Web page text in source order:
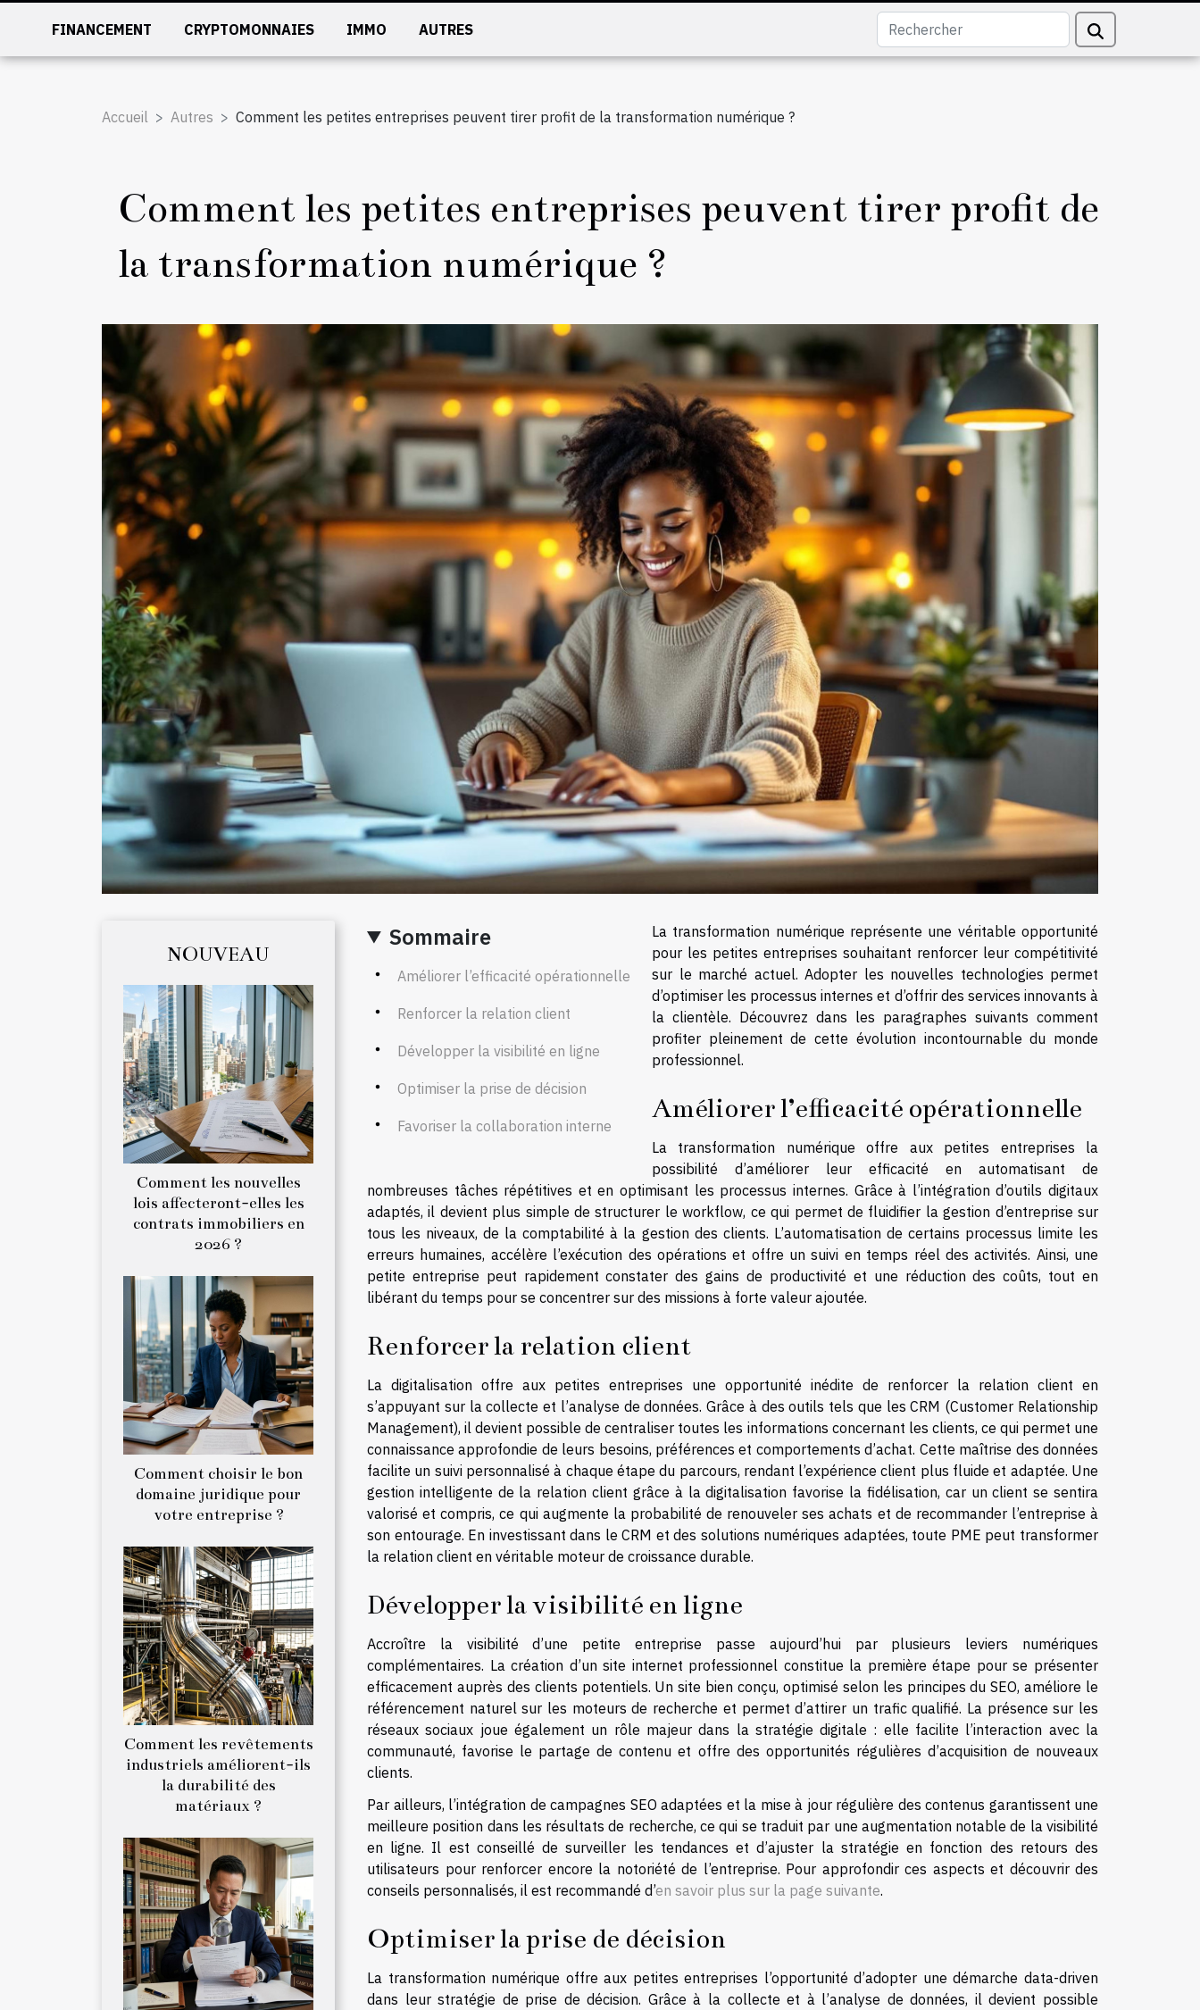
FINANCEMENT CRYPTOMONNAIES IMMO AUTRES
Accueil Autres Comment les petites entreprises peuvent tirer profit de la transformation numérique ?
Comment les petites entreprises peuvent tirer profit de
la transformation numérique ?
NOUVEAU
Comment les nouvelles
lois affecteront-elles les
contrats immobiliers en
2026 ?
Comment choisir le bon
domaine juridique pour
votre entreprise ?
Comment les revêtements
industriels améliorent-ils
la durabilité des
matériaux ?
Sommaire
Améliorer l’efficacité opérationnelle
Renforcer la relation client
Développer la visibilité en ligne
Optimiser la prise de décision
Favoriser la collaboration interne
La transformation numérique représente une véritable opportunité
pour les petites entreprises souhaitant renforcer leur compétitivité
sur le marché actuel. Adopter les nouvelles technologies permet
d’optimiser les processus internes et d’offrir des services innovants à
la clientèle. Découvrez dans les paragraphes suivants comment
profiter pleinement de cette évolution incontournable du monde
professionnel.
Améliorer l’efficacité opérationnelle
La transformation numérique offre aux petites entreprises la
possibilité d’améliorer leur efficacité en automatisant de
nombreuses tâches répétitives et en optimisant les processus internes. Grâce à l’intégration d’outils digitaux
adaptés, il devient plus simple de structurer le workflow, ce qui permet de fluidifier la gestion d’entreprise sur
tous les niveaux, de la comptabilité à la gestion des clients. L’automatisation de certains processus limite les
erreurs humaines, accélère l’exécution des opérations et offre un suivi en temps réel des activités. Ainsi, une
petite entreprise peut rapidement constater des gains de productivité et une réduction des coûts, tout en
libérant du temps pour se concentrer sur des missions à forte valeur ajoutée.
Renforcer la relation client
La digitalisation offre aux petites entreprises une opportunité inédite de renforcer la relation client en
s’appuyant sur la collecte et l’analyse de données. Grâce à des outils tels que les CRM (Customer Relationship
Management), il devient possible de centraliser toutes les informations concernant les clients, ce qui permet une
connaissance approfondie de leurs besoins, préférences et comportements d’achat. Cette maîtrise des données
facilite un suivi personnalisé à chaque étape du parcours, rendant l’expérience client plus fluide et adaptée. Une
gestion intelligente de la relation client grâce à la digitalisation favorise la fidélisation, car un client se sentira
valorisé et compris, ce qui augmente la probabilité de renouveler ses achats et de recommander l’entreprise à
son entourage. En investissant dans le CRM et des solutions numériques adaptées, toute PME peut transformer
la relation client en véritable moteur de croissance durable.
Développer la visibilité en ligne
Accroître la visibilité d’une petite entreprise passe aujourd’hui par plusieurs leviers numériques
complémentaires. La création d’un site internet professionnel constitue la première étape pour se présenter
efficacement auprès des clients potentiels. Un site bien conçu, optimisé selon les principes du SEO, améliore le
référencement naturel sur les moteurs de recherche et permet d’attirer un trafic qualifié. La présence sur les
réseaux sociaux joue également un rôle majeur dans la stratégie digitale : elle facilite l’interaction avec la
communauté, favorise le partage de contenu et offre des opportunités régulières d’acquisition de nouveaux
clients.
Par ailleurs, l’intégration de campagnes SEO adaptées et la mise à jour régulière des contenus garantissent une
meilleure position dans les résultats de recherche, ce qui se traduit par une augmentation notable de la visibilité
en ligne. Il est conseillé de surveiller les tendances et d’ajuster la stratégie en fonction des retours des
utilisateurs pour renforcer encore la notoriété de l’entreprise. Pour approfondir ces aspects et découvrir des
conseils personnalisés, il est recommandé d’en savoir plus sur la page suivante.
Optimiser la prise de décision
La transformation numérique offre aux petites entreprises l’opportunité d’adopter une démarche data-driven
dans leur stratégie de prise de décision. Grâce à la collecte et à l’analyse de données, il devient possible